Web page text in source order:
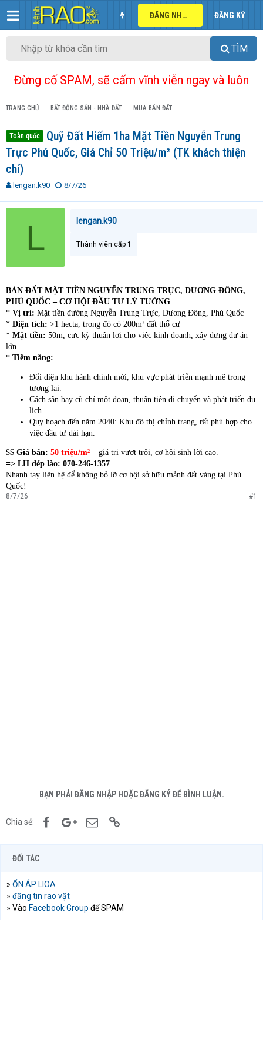
ĐĂNG NHẬP ĐĂNG KÝ
TÌM
Đừng cố SPAM, sẽ cấm vĩnh viễn ngay và luôn
TRANG CHỦ BẤT ĐỘNG SẢN - NHÀ ĐẤT MUA BÁN ĐẤT
Toàn quốc
Quỹ Đất Hiếm 1ha Mặt Tiền Nguyễn Trung
Trực Phú Quốc, Giá Chỉ 50 Triệu/m² (TK khách thiện
chí)
T
r
a
t
e
r
lengan.k90
N
à
8/7/26
L lengan.k90
Thành viên cấp 1
BÁN ĐẤT MẶT TIỀN NGUYỄN TRUNG TRỰC, DƯƠNG ĐÔNG,
PHÚ QUỐC – CƠ HỘI ĐẦU TƯ LÝ TƯỞNG
* Vị trí: Mặt tiền đường Nguyễn Trung Trực, Dương Đông, Phú Quốc
* Diện tích: >1 hecta, trong đó có 200m² đất thổ cư
* Mặt tiền: 50m, cực kỳ thuận lợi cho việc kinh doanh, xây dựng dự án
lớn.
* Tiềm năng:
Đối diện khu hành chính mới, khu vực phát triển mạnh mẽ trong
tương lai.
Cách sân bay cũ chỉ một đoạn, thuận tiện di chuyển và phát triển du
lịch.
Quy hoạch đến năm 2040: Khu đô thị chỉnh trang, rất phù hợp cho
việc đầu tư dài hạn.
$$ Giá bán: 50 triệu/m² – giá trị vượt trội, cơ hội sinh lời cao.
=> LH dép lào: 070-246-1357
Nhanh tay liên hệ để không bỏ lỡ cơ hội sở hữu mảnh đất vàng tại Phú
Quốc!
8/7/26 #1
BẠN PHẢI ĐĂNG NHẬP HOẶC ĐĂNG KÝ ĐỂ BÌNH LUẬN.
Chia sẻ: FacebookGoogle+Email
ĐỐI TÁC
» ỔN ÁP LIOA
» đăng tin rao vặt
» Vào Facebook Group để SPAM